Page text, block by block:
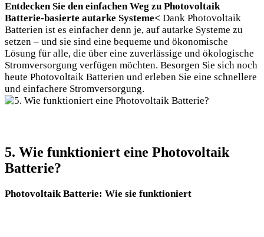
Entdecken Sie den einfachen Weg zu Photovoltaik
Batterie-basierte autarke Systeme< Dank Photovoltaik
Batterien ist es einfacher denn je, auf autarke Systeme zu
setzen – und sie sind eine bequeme und ökonomische
Lösung für alle, die über eine zuverlässige und ökologische
Stromversorgung verfügen möchten. Besorgen Sie sich noch
heute Photovoltaik Batterien und erleben Sie eine schnellere
und einfachere Stromversorgung.
5. Wie funktioniert eine Photovoltaik
Batterie?
Photovoltaik Batterie: Wie sie funktioniert